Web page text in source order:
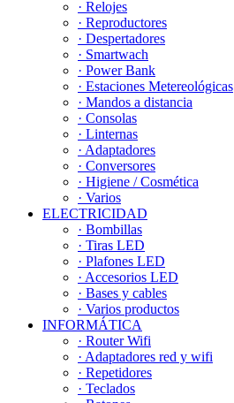
· Relojes
· Reproductores
· Despertadores
· Smartwach
· Power Bank
· Estaciones Metereológicas
· Mandos a distancia
· Consolas
· Linternas
· Adaptadores
· Conversores
· Higiene / Cosmética
· Varios
ELECTRICIDAD
· Bombillas
· Tiras LED
· Plafones LED
· Accesorios LED
· Bases y cables
· Varios productos
INFORMÁTICA
· Router Wifi
· Adaptadores red y wifi
· Repetidores
· Teclados